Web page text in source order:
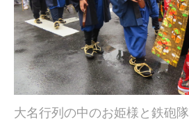
大名行列の中のお姫様と鉄砲隊